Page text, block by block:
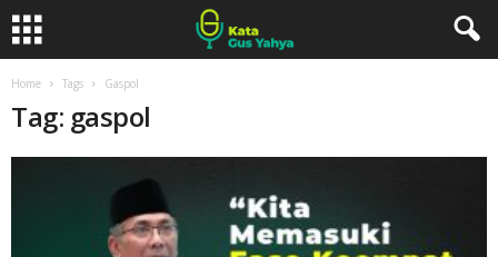
Home Tags Gaspol
Tag: gaspol